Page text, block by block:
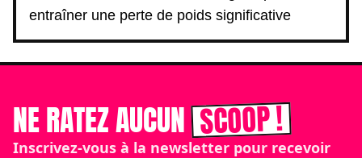
entraîner une perte de poids significative
NE RATEZ AUCUNSCOOP !
Inscrivez-vous à la newsletter pour recevoir